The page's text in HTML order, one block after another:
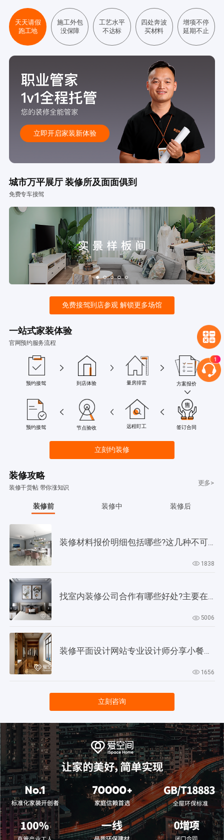
天天请假
跑工地
施工外包
没保障
工艺水平
不达标
四处奔波
买材料
增项不停
延期不止
立即开启家装新体验
城市万平展厅 装修所及面面俱到
免费专车接驾
免费接驾到店参观 解锁更多场馆
一站式家装体验
官网预约服务流程
预约接驾 到店体验 量房排雷 方案报价
预约接驾 节点验收 远程盯工 签订合同
立刻约装修
装修攻略
装修干货帖 带你涨知识
更多>
装修前 装修中 装修后
装修材料报价明细包括哪些?这几种不可缺少!
1838
找室内装修公司合作有哪些好处?主要在以下4个方面!
5006
1656
立刻咨询